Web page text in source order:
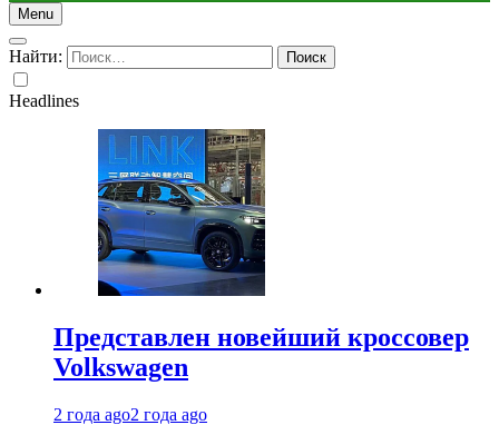
Menu
Найти:
Headlines
Представлен новейший кроссовер
Volkswagen
2 года ago2 года ago